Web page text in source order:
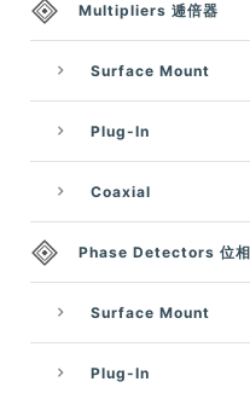
Multipliers 逓倍器
Surface Mount
Plug-In
Coaxial
Phase Detectors 位相
Surface Mount
Plug-In